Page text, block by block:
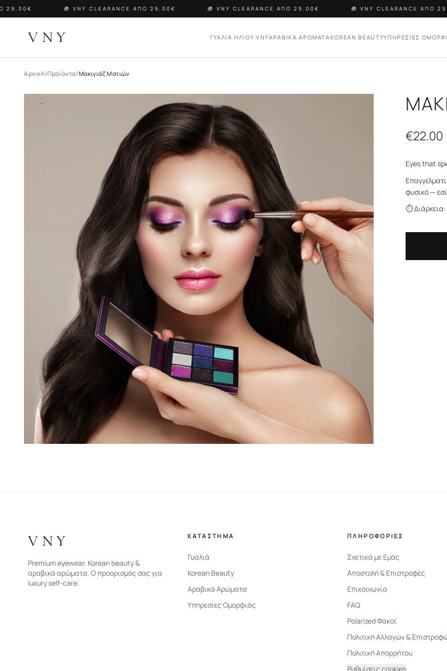
🎁 VNY CLEARANCE ΑΠΟ 29,00€ 🎁 VNY CLEARANCE ΑΠΟ 29,00€ 🎁 VNY CLEARANCE ΑΠΟ
VNY ΓΥΑΛΙΑ ΗΛΙΟΥ VNYΑΡΑΒΙΚΑ ΑΡΩΜΑΤΑKOREAN BEAUTYΥΠΗΡΕΣΙΕΣ
Αρχική/Προϊόντα/Μακιγιάζ Ματιών
€22.00
Eyes that
φυσικό —
⏱
VNY
Premium eyewear, Korean beauty &
αραβικά αρώματα. Ο προορισμός σας για
luxury self-care.
ΚΑΤΑΣΤΗΜΑ
Γυαλιά
Korean Beauty
Αραβικά Αρώματα
Υπηρεσίες Ομορφιάς
ΠΛΗΡΟΦΟΡΙΕΣ
Σχετικά με Εμάς
Αποστολή & Επιστροφές
Επικοινωνία
FAQ
Polarized Φακοί
Πολιτική Αλλαγών &
Πολιτική Απορρήτου
Ρυθμίσεις cookies